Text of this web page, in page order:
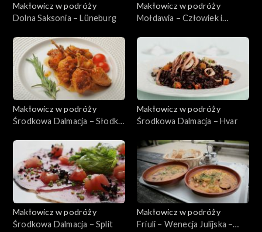
Makłowicz w podróży
Dolna Saksonia – Lüneburg
Makłowicz w podróży
Mołdawia – Człowiek i
Makłowicz w podróży
Środkowa Dalmacja – Słodka
Makłowicz w podróży
Środkowa Dalmacja – Hvar
Makłowicz w podróży
Środkowa Dalmacja – Split
Makłowicz w podróży
Friuli – Wenecja Julijska –